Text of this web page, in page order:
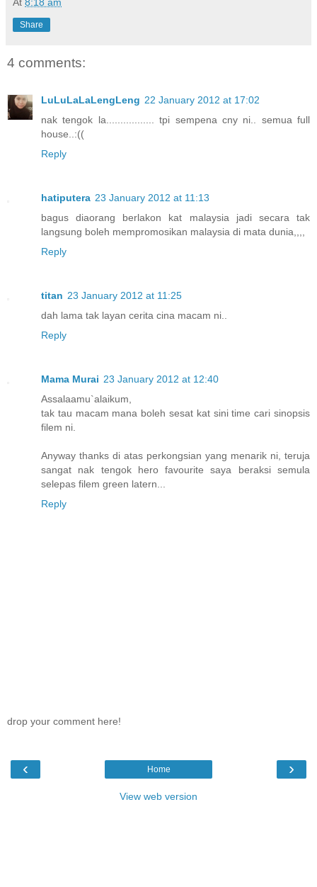
Share
4 comments:
LuLuLaLaLengLeng 22 January 2012 at 17:02
nak tengok la................. tpi sempena cny ni.. semua full
house..:((
Reply
hatiputera 23 January 2012 at 11:13
bagus diaorang berlakon kat malaysia jadi secara tak
langsung boleh mempromosikan malaysia di mata dunia,,,,
Reply
titan 23 January 2012 at 11:25
dah lama tak layan cerita cina macam ni..
Reply
Mama Murai 23 January 2012 at 12:40
Assalaamu`alaikum,
tak tau macam mana boleh sesat kat sini time cari sinopsis
filem ni.
Anyway thanks di atas perkongsian yang menarik ni, teruja
sangat nak tengok hero favourite saya beraksi semula
selepas filem green latern...
Reply
drop your comment here!
‹ ›
Home
View web version